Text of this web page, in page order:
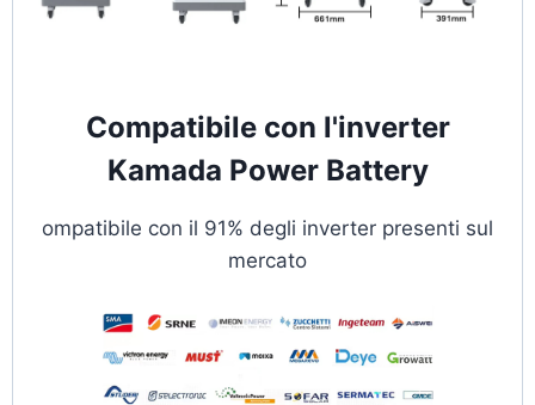
Compatibile con l'inverter
Kamada Power Battery
ompatibile con il 91% degli inverter presenti sul
mercato